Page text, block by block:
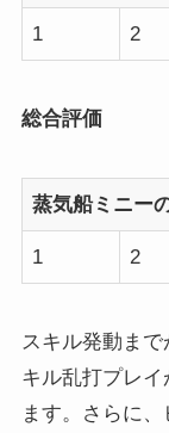
1 2
総合評価
蒸気船ミニー
1 2
スキル発動ま
キル乱打プレ
ます。さらに